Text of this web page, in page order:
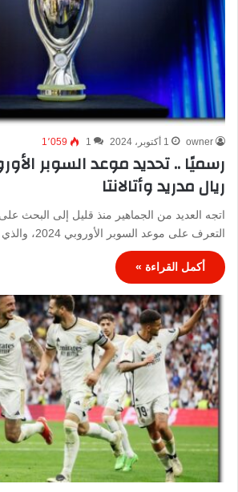
owner 1 أكتوبر، 2024 1 1٬059
ريال مدريد وأتالانتا
اتجه العديد من الجماهير منذ قليل إلى البحث
التعرف على موعد السوبر الأوروبي 2024، والذي تم…
أكمل القراءة »